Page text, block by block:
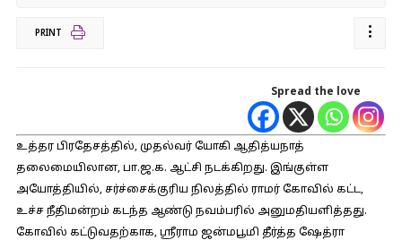
PRINT
Spread the love
உத்தர பிரதேசத்தில், முதல்வர் யோகி ஆதித்யநாத்
தலைமையிலான, பா.ஜ.க. ஆட்சி நடக்கிறது. இங்குள்ள
அயோத்தியில், சர்ச்சைக்குரிய நிலத்தில் ராமர் கோவில் கட்ட,
உச்ச நீதிமன்றம் கடந்த ஆண்டு நவம்பரில் அனுமதியளித்தது.
கோவில் கட்டுவதற்காக, ஸ்ரீராம ஜன்மபூமி தீர்த்த ஷேத்ரா